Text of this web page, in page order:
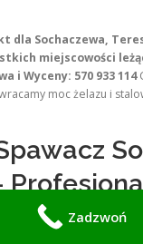
dla Sochaczewa,
miejscowości
i Wyceny: 570 933 114
moc żelazu i
Zadzwoń